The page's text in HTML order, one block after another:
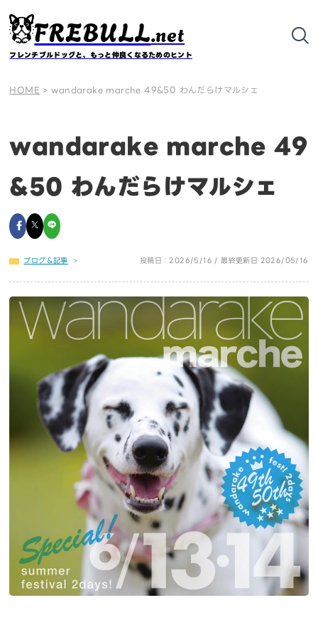
FREBULL.net
フレンチブルドッグと、もっと仲良くなるためのヒント
HOME > wandarake marche 49&50 わんだらけマルシェ
wandarake marche 49
&50 わんだらけマルシェ
ブログ＆記事 > 投稿日：2026/5/16 / 最終更新日 2026/05/16